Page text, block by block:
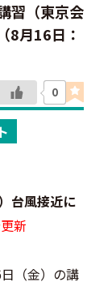
習（東京会
8月16日：
0
台風接近に
新
（金）の講